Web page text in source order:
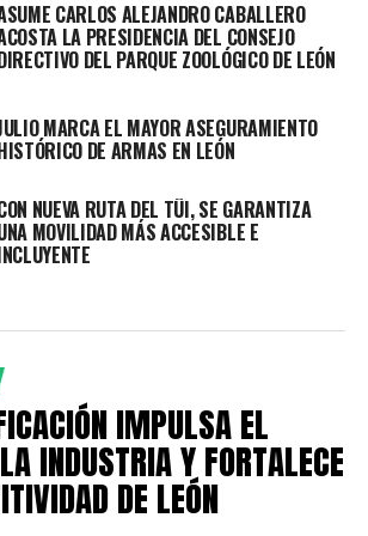
informó que la Academia ofrece
para que las y los estudiantes
profesional: Derecho con
Ciberseguridad; Movilidad y
con enfoque en seguridad y
a ustedes, su compromiso, su
Hoy cuento con ustedes
será mejor gracias a ustedes.
Municipal ha respaldado de manera
Bivalente Militarizado Plantel
acciones que fortalecen su desarrollo
CARLOS ALEJANDRO CABALLERO
LA PRESIDENCIA DEL CONSEJO
DEL PARQUE ZOOLÓGICO DE LEÓN
MARCA EL MAYOR ASEGURAMIENTO
DE ARMAS EN LEÓN
NUEVA RUTA DEL TÜI, SE GARANTIZA
MOVILIDAD MÁS ACCESIBLE E
IMPULSA EL
INDUSTRIA Y FORTALECE
DE LEÓN